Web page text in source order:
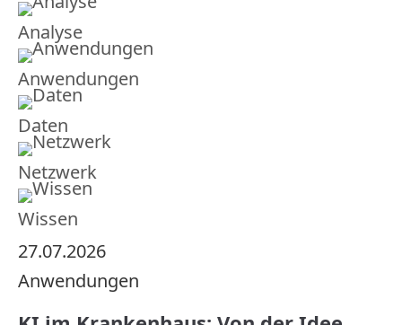
Analyse
Anwendungen
Daten
Netzwerk
Wissen
27.07.2026
Anwendungen